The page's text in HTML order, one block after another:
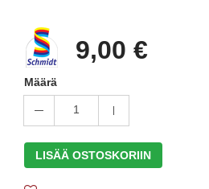
9,00 €
Määrä
1
LISÄÄ OSTOSKORIIN